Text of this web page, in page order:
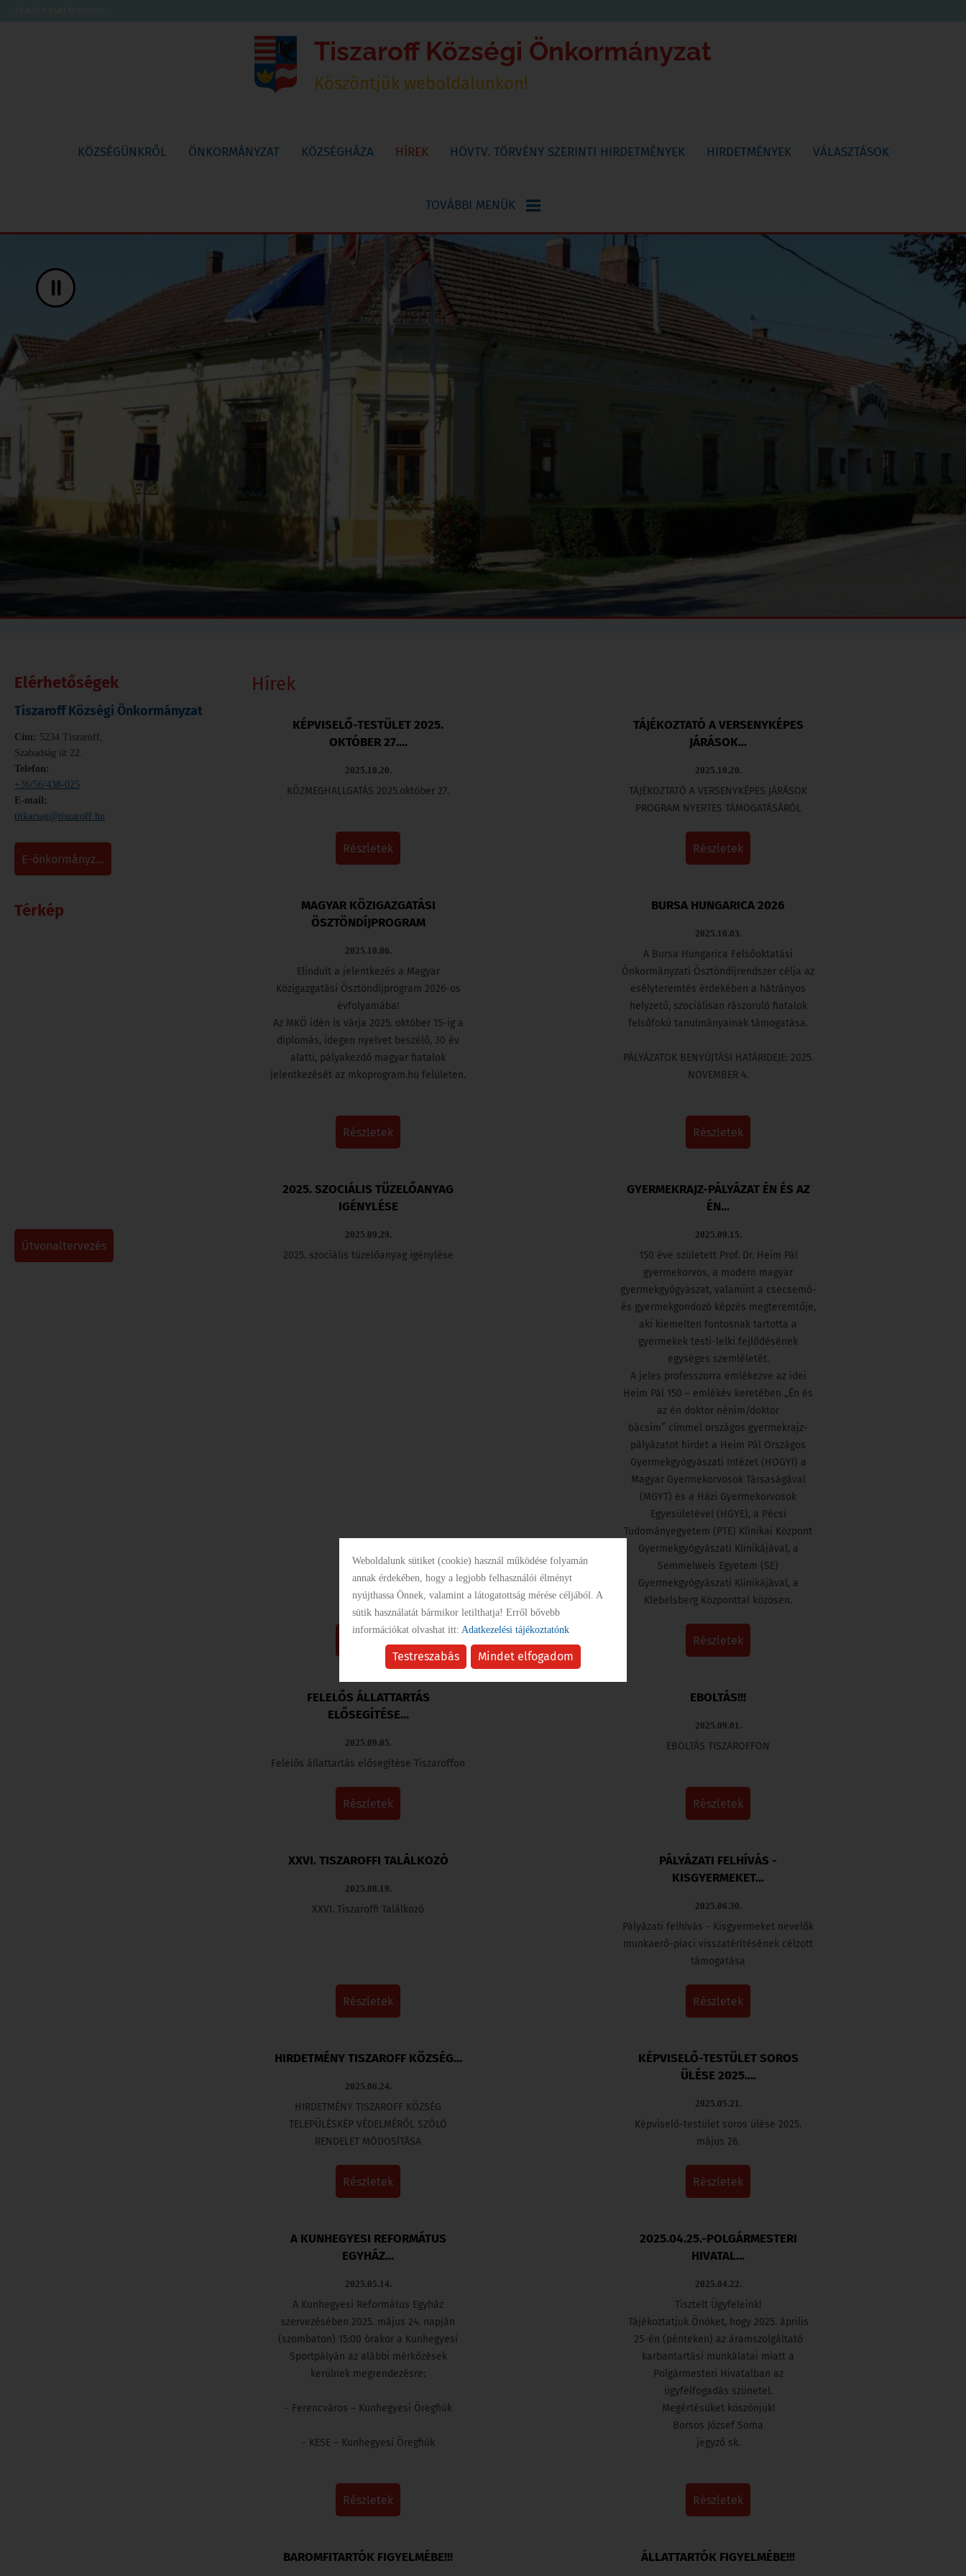
Tiszaroff Községi Önkormányzat
Köszöntjük weboldalunkon!
KÖZSÉGÜNKRŐL ÖNKORMÁNYZAT KÖZSÉGHÁZA HÍREK HÖVTV. TÖRVÉNY SZERINTI HIRDETMÉNYEK HIRDETMÉNYEK VÁLASZTÁSOK
TOVÁBBI MENÜK
NYOMTATVÁNYOK
KÖNYVTÁR,
INFORMÁCIÓS ÉS
ADOMÁNYPONT
HORGÁSZTURISZTIKAI
TISZAROFFÉRT
KÖZALAPÍTVÁNY
KERESKEDELMI
RENDEZÉSI TERV
II
Elérhetőségek
Tiszaroff Községi Önkormányzat
Cím: 5234 Tiszaroff,
Szabadság út 22.
Telefon:
+36/56/438-025
E-mail:
titkarsag@tiszaroff.hu
e-önkormányz...
Térkép
útvonaltervezés
Hírek
KÉPVISELŐ-TESTÜLET 2025.
OKTÓBER 27....
2025.10.20.
KÖZMEGHALLGATÁS 2025.október 27.
részletek
TÁJÉKOZTATÓ A VERSENYKÉPES
JÁRÁSOK...
2025.10.20.
TÁJÉKOZTATÓ A VERSENYKÉPES JÁRÁSOK
PROGRAM NYERTES TÁMOGATÁSÁRÓL
részletek
MAGYAR KÖZIGAZGATÁSI
ÖSZTÖNDÍJPROGRAM
2025.10.06.
Elindult a jelentkezés a Magyar
Közigazgatási Ösztöndíjprogram 2026-os
évfolyamába!
Az MKÖ idén is várja 2025. október 15-ig a
diplomás, idegen nyelvet beszélő, 30 év
alatti, pályakezdő magyar fiatalok
jelentkezését az mkoprogram.hu felületen.
részletek
BURSA HUNGARICA 2026
2025.10.03.
A Bursa Hungarica Felsőoktatási
Önkormányzati Ösztöndíjrendszer célja az
esélyteremtés érdekében a hátrányos
helyzetű, szociálisan rászoruló fiatalok
felsőfokú tanulmányainak támogatása.
PÁLYÁZATOK BENYÚJTÁSI HATÁRIDEJE: 2025.
NOVEMBER 4.
részletek
2025. SZOCIÁLIS TÜZELŐANYAG
IGÉNYLÉSE
2025.09.29.
2025. szociális tüzelőanyag igénylése
GYERMEKRAJZ-PÁLYÁZAT ÉN ÉS AZ
ÉN...
2025.09.15.
150 éve született Prof. Dr. Heim Pál
gyermekorvos, a modern magyar
gyermekgyógyászat, valamint a csecsemő-
és gyermekgondozó képzés megteremtője,
aki kiemelten fontosnak tartotta a
gyermekek testi-lelki fejlődésének
egységes szemléletét.
A jeles professzorra emlékezve az idei
Heim Pál 150 – emlékév keretében „Én és
az én doktor nénim/doktor
bácsim” címmel országos gyermekrajz-
pályázatot hirdet a Heim Pál Országos
Gyermekgyógyászati Intézet (HOGYI) a
Magyar Gyermekorvosok Társaságával
(MGYT) és a Házi Gyermekorvosok
Egyesületével (HGYE), a Pécsi
Tudományegyetem (PTE) Klinikai Központ
Gyermekgyógyászati Klinikájával, a
Semmelweis Egyetem (SE)
Gyermekgyógyászati Klinikájával, a
Klebelsberg Központtal közösen.
részletek
FELELŐS ÁLLATTARTÁS
ELŐSEGÍTÉSE...
2025.09.05.
Felelős állattartás elősegítése Tiszaroffon
részletek
EBOLTÁS!!!
2025.09.01.
EBOLTÁS TISZAROFFON
részletek
XXVI. TISZAROFFI TALÁLKOZÓ
2025.08.19.
XXVI. Tiszaroffi Találkozó
részletek
PÁLYÁZATI FELHÍVÁS -
KISGYERMEKET...
2025.06.30.
Pályázati felhívás - Kisgyermeket nevelők
munkaerő-piaci visszatérítésének célzott
támogatása
részletek
HIRDETMÉNY TISZAROFF KÖZSÉG...
2025.06.24.
HIRDETMÉNY TISZAROFF KÖZSÉG
TELEPÜLÉSKÉP VÉDELMÉRŐL SZÓLÓ
RENDELET MÓDOSÍTÁSA
részletek
KÉPVISELŐ-TESTÜLET SOROS
ÜLÉSE 2025....
2025.05.21.
Képviselő-testület soros ülése 2025.
május 26.
részletek
A KUNHEGYESI REFORMÁTUS
EGYHÁZ...
2025.05.14.
A Kunhegyesi Református Egyház
szervezésében 2025. május 24. napján
(szombaton) 15:00 órakor a Kunhegyesi
Sportpályán az alábbi mérkőzések
kerülnek megrendezésre:
- Ferencváros – Kunhegyesi Öregfiúk
- KESE – Kunhegyesi Öregfiúk
részletek
2025.04.25.-POLGÁRMESTERI
HIVATAL...
2025.04.22.
Tisztelt Ügyfeleink!
Tájékoztatjuk Önöket, hogy 2025. április
25-én (pénteken) az áramszolgáltató
karbantartási munkálatai miatt a
Polgármesteri Hivatalban az
ügyfélfogadás szünetel.
Megértésüket köszönjük!
Borsos József Soma
jegyző sk.
részletek
BAROMFITARTÓK FIGYELMÉBE!!! ÁLLATTARTÓK FIGYELMÉBE!!!
Mindet elfogadom
Testreszabás
Weboldalunk sütiket (cookie) használ működése folyamán
annak érdekében, hogy a legjobb felhasználói élményt
nyújthassa Önnek, valamint a látogatottság mérése céljából. A
sütik használatát bármikor letilthatja! Erről bővebb
információkat olvashat itt: Adatkezelési tájékoztatónk